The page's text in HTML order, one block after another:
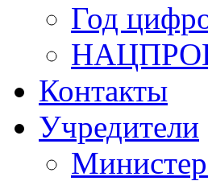
Год
Контакты
Учредители